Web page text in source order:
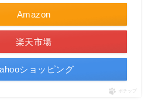
Amazon
楽天市場
ショッピング
ポチップ